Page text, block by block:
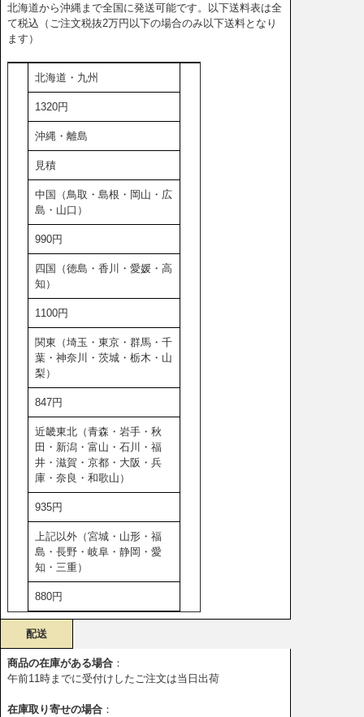
北海道から沖縄まで全国に発送可能です。以下送料表は全
て税込（ご注文税抜2万円以下の場合のみ以下送料となり
ます）
北海道・九州
1320円
沖縄・離島
見積
中国（鳥取・島根・岡山・広
島・山口）
990円
四国（徳島・香川・愛媛・高
知）
1100円
関東（埼玉・東京・群馬・千
葉・神奈川・茨城・栃木・山
梨）
847円
近畿東北（青森・岩手・秋
田・新潟・富山・石川・福
井・滋賀・京都・大阪・兵
庫・奈良・和歌山）
935円
上記以外（宮城・山形・福
島・長野・岐阜・静岡・愛
知・三重）
880円
配送
商品の在庫がある場合 ：
午前11時までに受付けしたご注文は当日出荷
在庫取り寄せの場合 ：